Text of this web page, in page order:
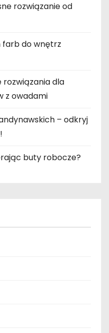
rozwiązanie od
farb do wnętrz
rozwiązania dla
z owadami
– odkryj
buty robocze?